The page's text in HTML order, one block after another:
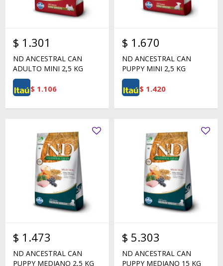
$ 1.301
ND ANCESTRAL CAN
ADULTO MINI 2,5 KG
$ 1.106
$ 1.670
ND ANCESTRAL CAN
PUPPY MINI 2,5 KG
$ 1.420
$ 1.473
ND ANCESTRAL CAN
PUPPY MEDIANO 2,5 KG
$ 5.303
ND ANCESTRAL CAN
PUPPY MEDIANO 15 KG